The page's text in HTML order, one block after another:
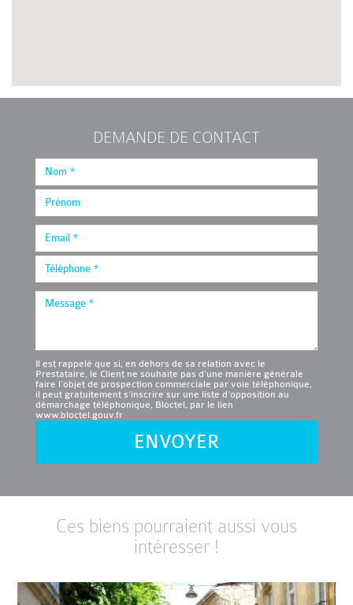
DEMANDE DE CONTACT
Il est rappelé que si, en dehors de sa relation avec le
Prestataire, le Client ne souhaite pas d’une manière générale
faire l’objet de prospection commerciale par voie téléphonique,
il peut gratuitement s’inscrire sur une liste d’opposition au
démarchage téléphonique, Bloctel, par le lien
www.bloctel.gouv.fr
ENVOYER
Ces biens pourraient aussi vous
intéresser !